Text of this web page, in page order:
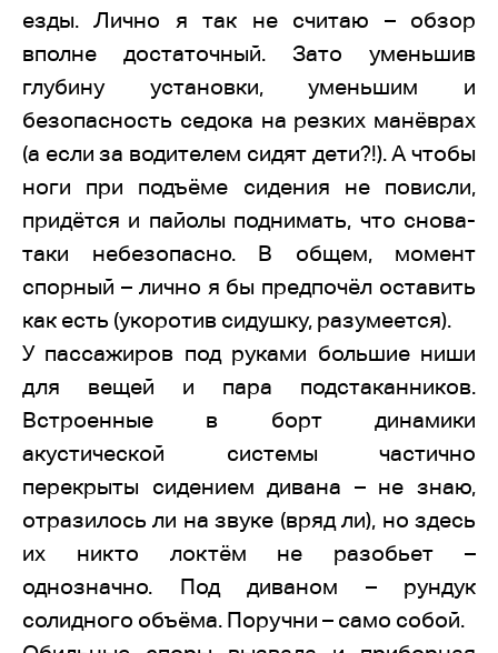
езды. Лично я так не считаю – обзор
вполне достаточный. Зато уменьшив
глубину установки, уменьшим и
безопасность седока на резких манёврах
(а если за водителем сидят дети?!). А чтобы
ноги при подъёме сидения не повисли,
придётся и пайолы поднимать, что снова-
таки небезопасно. В общем, момент
спорный – лично я бы предпочёл оставить
как есть (укоротив сидушку, разумеется).
У пассажиров под руками большие ниши
для вещей и пара подстаканников.
Встроенные в борт динамики
акустической системы частично
перекрыты сидением дивана – не знаю,
отразилось ли на звуке (вряд ли), но здесь
их никто локтём не разобьет –
однозначно. Под диваном – рундук
солидного объёма. Поручни – само собой.